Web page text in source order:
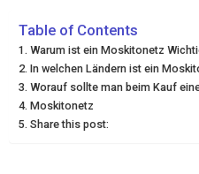
T
T
E
O
O
Table of Contents
Warum ist ein Moskitonetz
In welchen Ländern ist ein
Worauf sollte man beim Kauf
Moskitonetz
Share this post: